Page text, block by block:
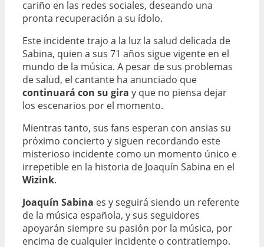
cariño en las redes sociales, deseando una
pronta recuperación a su ídolo.
Este incidente trajo a la luz la salud delicada de
Sabina, quien a sus 71 años sigue vigente en el
mundo de la música. A pesar de sus problemas
de salud, el cantante ha anunciado que
continuará con su gira y que no piensa dejar
los escenarios por el momento.
Mientras tanto, sus fans esperan con ansias su
próximo concierto y siguen recordando este
misterioso incidente como un momento único e
irrepetible en la historia de Joaquín Sabina en el
Wizink.
Joaquín Sabina es y seguirá siendo un referente
de la música española, y sus seguidores
apoyarán siempre su pasión por la música, por
encima de cualquier incidente o contratiempo.